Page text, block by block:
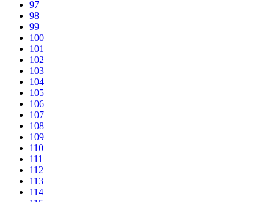
97
98
99
100
101
102
103
104
105
106
107
108
109
110
111
112
113
114